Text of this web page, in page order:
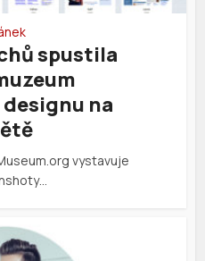
spustila
na
vystavuje